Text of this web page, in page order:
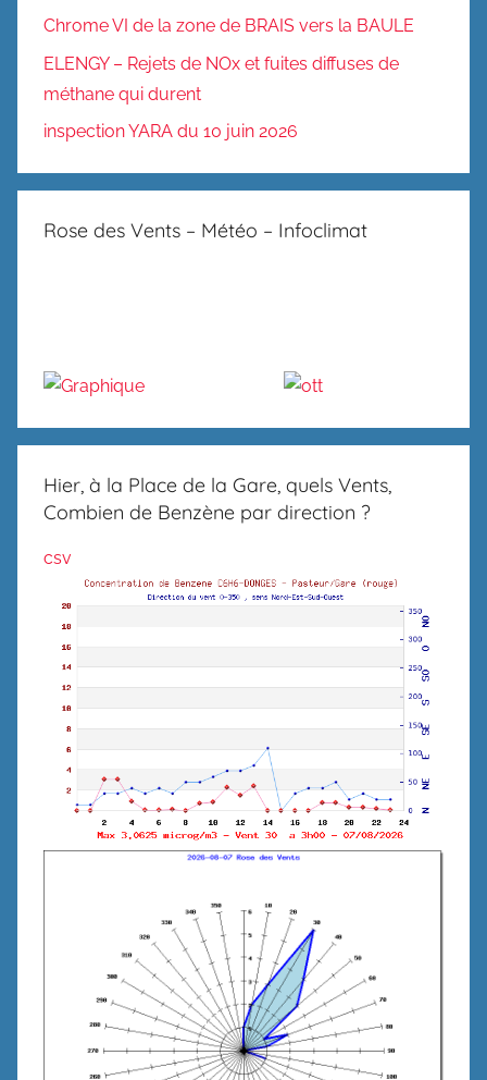
Chrome VI de la zone de BRAIS vers la BAULE
ELENGY – Rejets de NOx et fuites diffuses de
méthane qui durent
inspection YARA du 10 juin 2026
Rose des Vents – Météo – Infoclimat
Hier, à la Place de la Gare, quels Vents,
Combien de Benzène par direction ?
csv